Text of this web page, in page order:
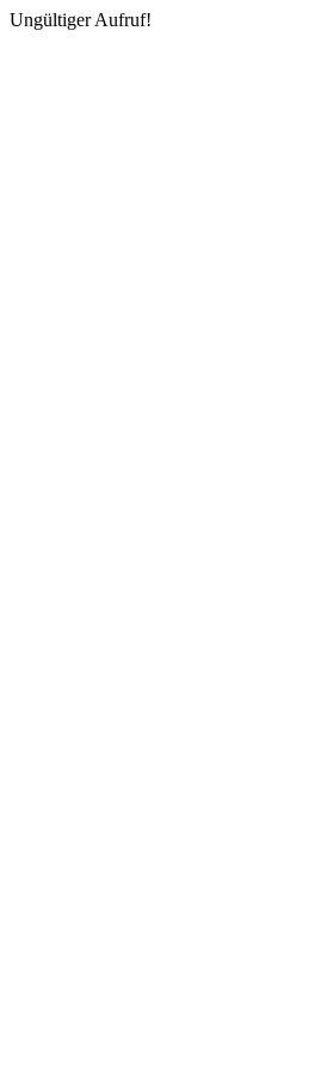
Ungültiger Aufruf!